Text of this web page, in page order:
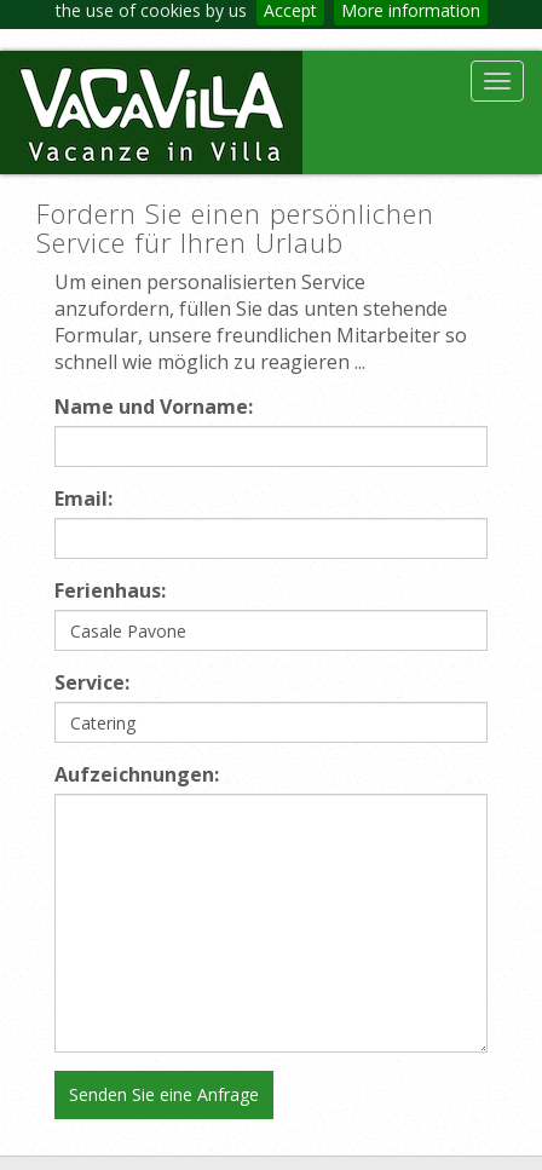
the use of cookies by us Accept More information
Fordern Sie einen persönlichen
Service für Ihren Urlaub
Um einen personalisierten Service
anzufordern, füllen Sie das unten stehende
Formular, unsere freundlichen Mitarbeiter so
schnell wie möglich zu reagieren ...
Name und Vorname:
Email:
Ferienhaus:
Service:
Aufzeichnungen: